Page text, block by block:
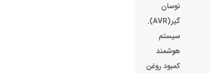
نوسان
گیر(AVR).
سیستم
هوشمند
کمبود روغن